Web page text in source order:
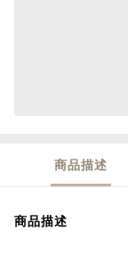
商品描述
商品描述